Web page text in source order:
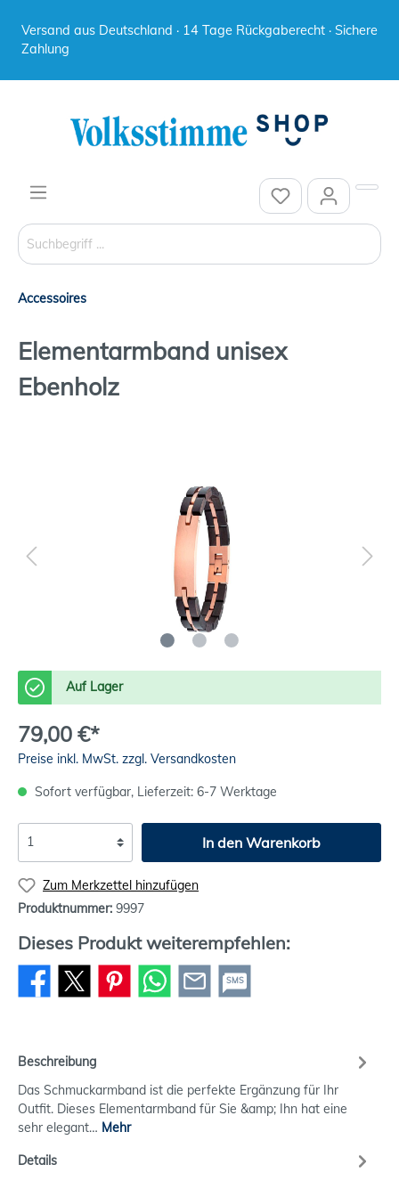
Versand aus Deutschland · 14 Tage Rückgaberecht · Sichere
Zahlung
Accessoires
Elementarmband unisex
Ebenholz
Auf Lager
79,00 €*
Preise inkl. MwSt. zzgl. Versandkosten
Sofort verfügbar, Lieferzeit: 6-7 Werktage
In den Warenkorb
Zum Merkzettel hinzufügen
Produktnummer: 9997
Dieses Produkt weiterempfehlen:
SMS
Beschreibung
Das Schmuckarmband ist die perfekte Ergänzung für Ihr
Outfit. Dieses Elementarmband für Sie &amp; Ihn hat eine
sehr elegant… Mehr
Details